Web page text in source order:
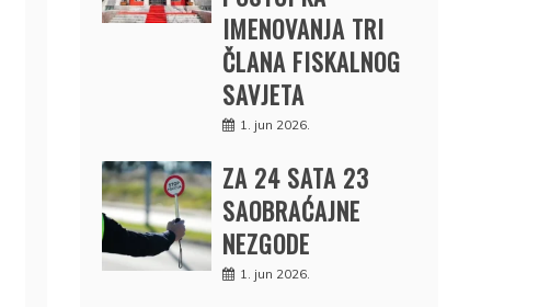
IMENOVANJA TRI
ČLANA FISKALNOG
SAVJETA
1. jun 2026.
ZA 24 SATA 23
SAOBRAĆAJNE
NEZGODE
1. jun 2026.